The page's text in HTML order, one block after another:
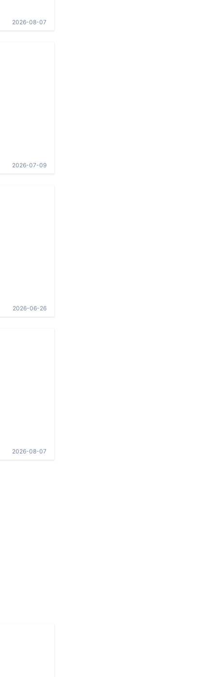
2026-08-07
2026-07-09
2026-06-26
2026-08-07